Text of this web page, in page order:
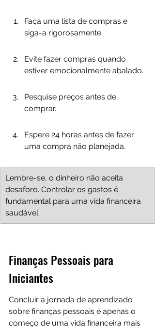
Faça uma lista de compras e
siga-a rigorosamente.
Evite fazer compras quando
estiver emocionalmente abalado.
Pesquise preços antes de
comprar.
Espere 24 horas antes de fazer
uma compra não planejada.
Lembre-se, o dinheiro não aceita
desaforo. Controlar os gastos é
fundamental para uma vida financeira
saudável.
Finanças Pessoais para
Iniciantes
Concluir a jornada de aprendizado
sobre finanças pessoais é apenas o
começo de uma vida financeira mais